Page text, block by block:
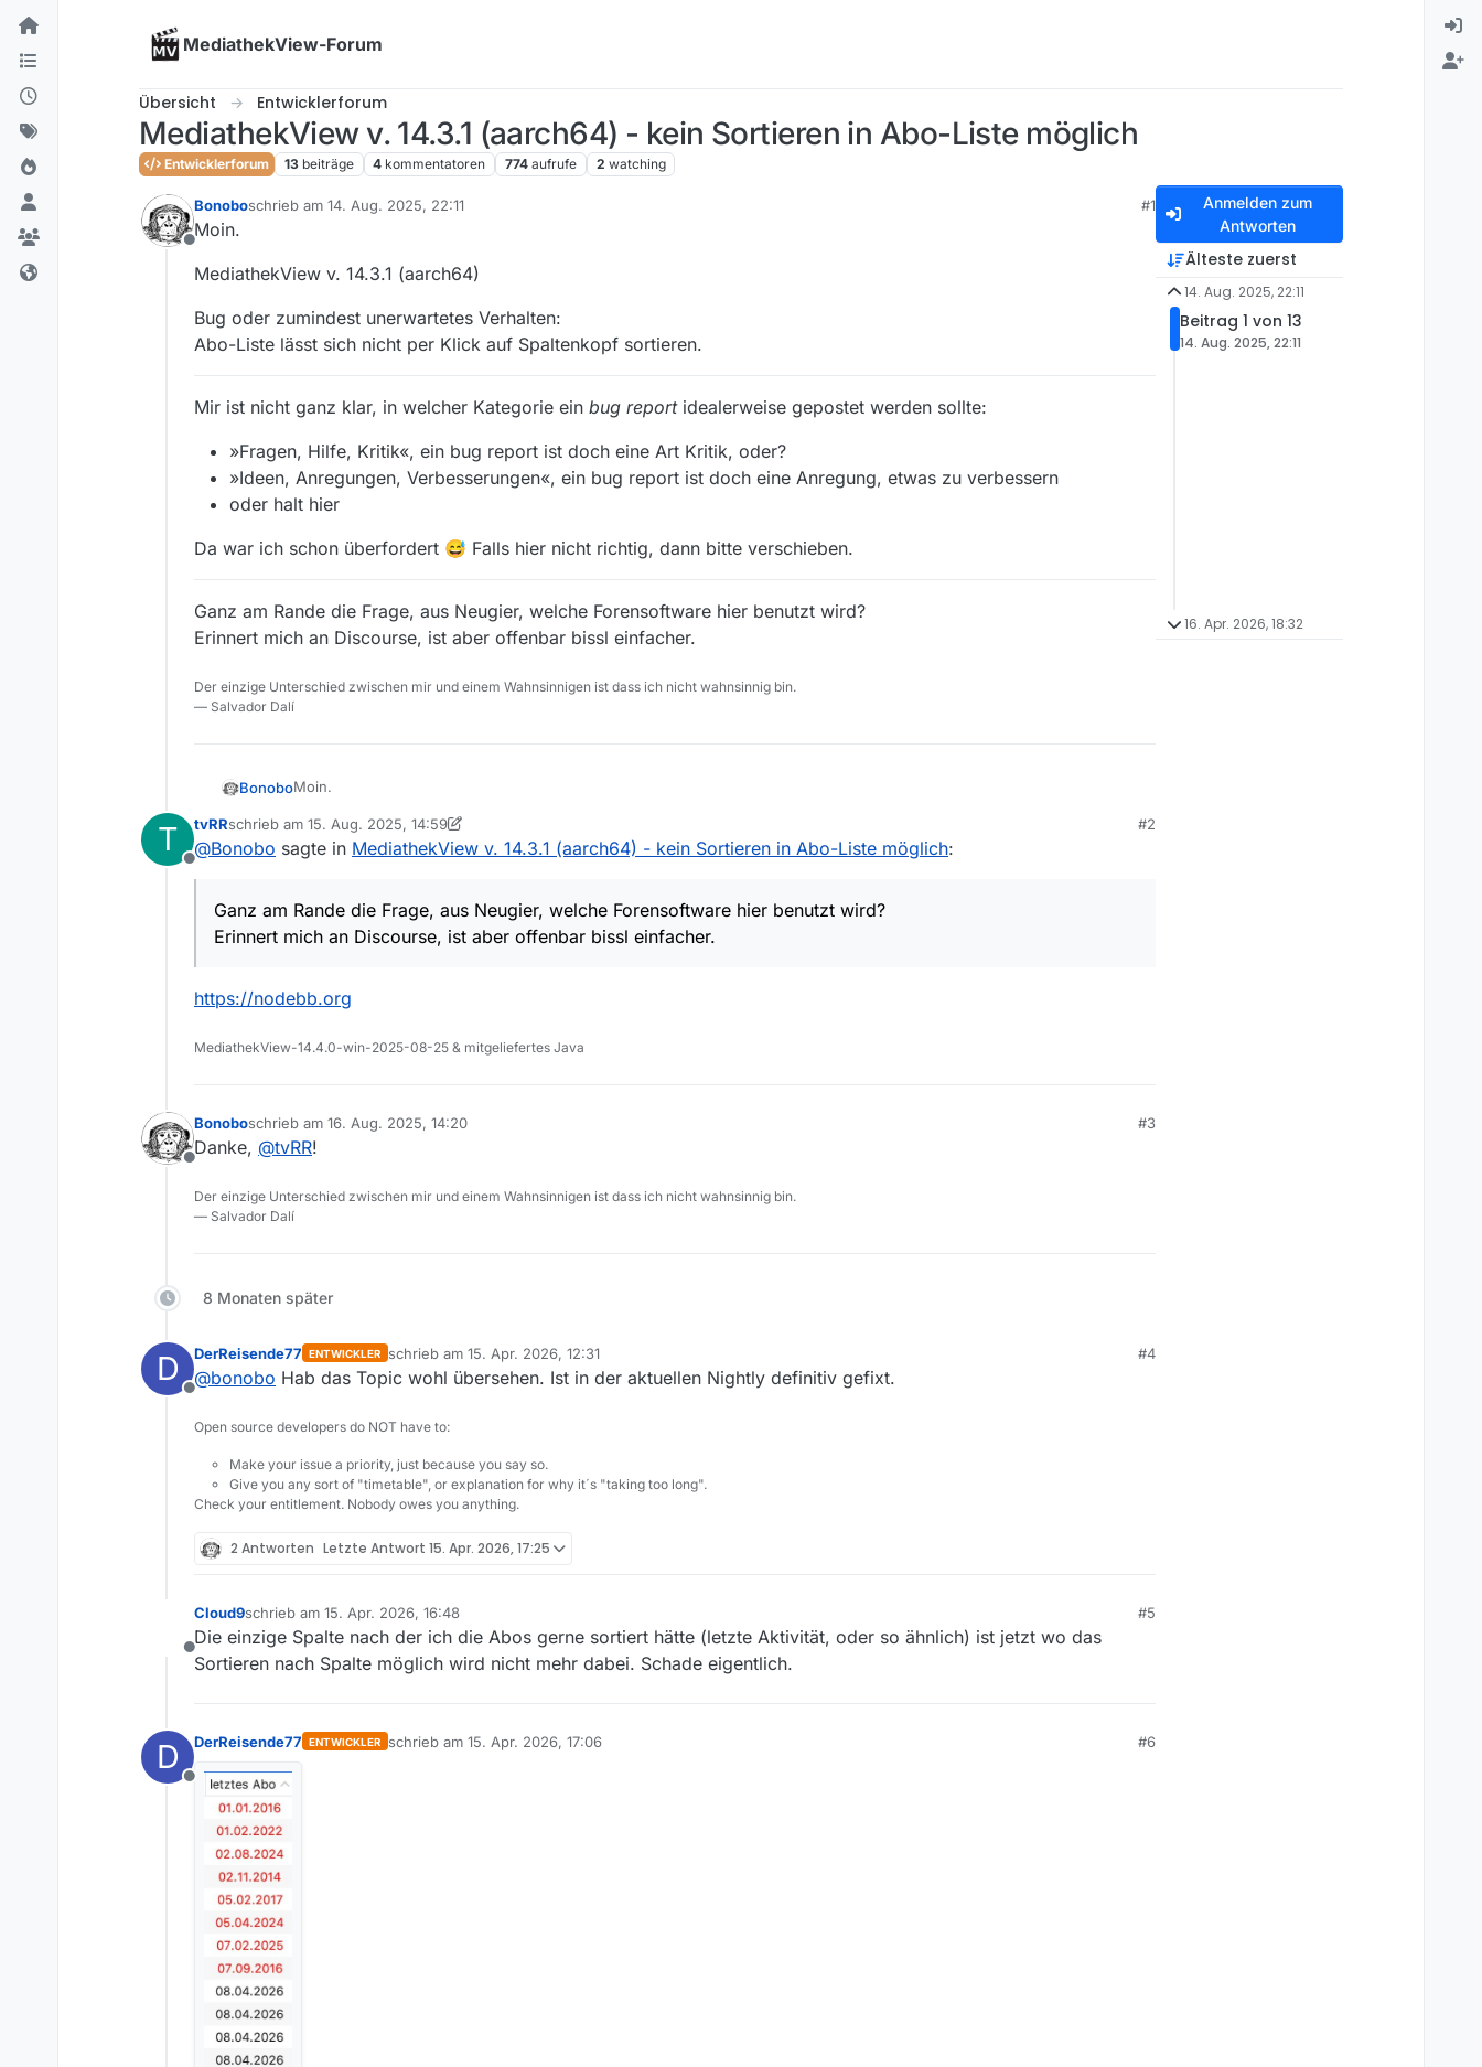
Skip to content
MediathekView-Forum
Übersicht Entwicklerforum
MediathekView v. 14.3.1 (aarch64) - kein Sortieren in Abo-Liste möglich
Entwicklerforum 13 beiträge 4 kommentatoren 774 aufrufe 2 watching
Offline
Bonoboschrieb am 14. Aug. 2025, 22:11
zuletzt editiert von
#1
Moin.
MediathekView v. 14.3.1 (aarch64)
Bug oder zumindest unerwartetes Verhalten:
Abo-Liste lässt sich nicht per Klick auf Spaltenkopf sortieren.
Mir ist nicht ganz klar, in welcher Kategorie ein bug reportidealerweise gepostet werden sollte:
»Fragen, Hilfe, Kritik«, ein bug report ist doch eine Art Kritik, oder?
»Ideen, Anregungen, Verbesserungen«, ein bug report ist doch eine Anregung, etwas zu verbessern
oder halt hier
Da war ich schon überfordert 😅 Falls hier nicht richtig, dann bitte verschieben.
Ganz am Rande die Frage, aus Neugier, welche Forensoftware hier benutzt wird?
Erinnert mich an Discourse, ist aber offenbar bissl einfacher.
Der einzige Unterschied zwischen mir und einem Wahnsinnigen ist dass ich nicht wahnsinnig bin.
— Salvador Dalí
BonoboMoin.
MediathekView v. 14.3.1 (aarch64)
Mir ist nicht ganz klar, in welcher Kategorie ein
»Fragen, Hilfe, Kritik«, ein bug report ist doch eine Art Kritik, oder?
»Ideen, Anregungen, Verbesserungen«, ein bug report ist doch eine Anregung, etwas zu verbessern
Erinnert mich an Discourse, ist aber offenbar bissl einfacher.
T
Offline
tvRRschrieb am 15. Aug. 2025, 14:59
zuletzt editiert von tvRR
#2
@Bonobo sagte in MediathekView v. 14.3.1 (aarch64) - kein Sortieren in Abo-Liste möglich:
Ganz am Rande die Frage, aus Neugier, welche Forensoftware hier benutzt wird?
Erinnert mich an Discourse, ist aber offenbar bissl einfacher.
https://nodebb.org
MediathekView-14.4.0-win-2025-08-25 & mitgeliefertes Java
Offline
Bonoboschrieb am 16. Aug. 2025, 14:20
zuletzt editiert von
#3
Danke, @tvRR!
Der einzige Unterschied zwischen mir und einem Wahnsinnigen ist dass ich nicht wahnsinnig bin.
— Salvador Dalí
8 Monaten später
D
Offline
DerReisende77 ENTWICKLER schrieb am 15. Apr. 2026, 12:31
zuletzt editiert von
#4
@bonobo Hab das Topic wohl übersehen. Ist in der aktuellen Nightly definitiv gefixt.
Open source developers do NOT have to:
Make your issue a priority, just because you say so.
Give you any sort of "timetable", or explanation for why it´s "taking too long".
Check your entitlement. Nobody owes you anything.
2 Antworten Letzte Antwort 15. Apr. 2026, 17:25
Offline
Cloud9schrieb am 15. Apr. 2026, 16:48
zuletzt editiert von
#5
Die einzige Spalte nach der ich die Abos gerne sortiert hätte (letzte Aktivität, oder so ähnlich) ist jetzt wo das
Sortieren nach Spalte möglich wird nicht mehr dabei. Schade eigentlich.
D
Offline
DerReisende77 ENTWICKLER schrieb am 15. Apr. 2026, 17:06
zuletzt editiert von
#6
Anmelden zum
Antworten
Älteste zuerst
14. Aug. 2025, 22:11
Beitrag 1 von 13
14. Aug. 2025, 22:11
16. Apr. 2026, 18:32